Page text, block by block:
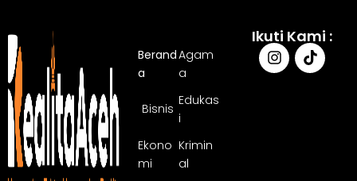
Berand
a
Agam
a
Bisnis
Edukas
i
Ekono
mi
Krimin
al
Ikuti Kami :